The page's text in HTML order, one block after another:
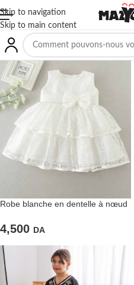
Skip to navigation
Skip to main content
Robe blanche en dentelle à nœud
4,500 DA